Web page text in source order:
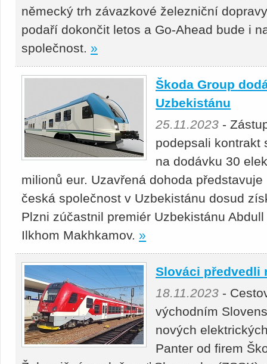
německý trh závazkové železniční
podaří dokončit letos a Go-Ahead bude i
společnost. »
Škoda Group
Uzbekistánu
25.11.2023 -
podepsali kontrakt
na dodávku 30
milionů eur. Uzavřená dohoda
česká společnost v Uzbekistánu dosud
Plzni zúčastnil premiér Uzbe­kistánu
Ilkhom Makhkamov. »
Slováci předvedli
18.11.2023 -
východním
nových
Panter od firem